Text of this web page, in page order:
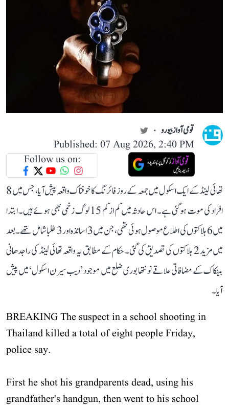
قومی آواز بیورو
Published: 07 Aug 2026, 2:40 PM
Follow us on:
تھائی لینڈ کے ایک اسکول میں جمعہ کے روز فائرنگ کا خوفناک واقعہ پیش آیا، جس میں 8
افراد کی موت ہو گئی ہے۔ اس حادثہ میں کم از کم 15 لوگ زخمی بھی ہوئے ہیں۔ ابتدا
میں 6 ہلاکتوں کی اطلاع موصول ہوئی تھی، جن میں 3 اساتذہ اور 3 طلبا شامل تھے۔ بعد
میں مزید 2 ہلاکتوں کی تصدیق کی گئی۔ حکام کے مطابق یہ واقعہ تھائی لینڈ کی راجدھانی
بینکاک کے مضافاتی علاقے نونتھابوری ضلع میں موجود ’دیب سیرن اسکول‘ میں پیش
آیا۔
BREAKING The suspect in a school shooting in
Thailand killed a total of eight people Friday,
police say.
First he shot his grandparents dead, using his
grandfather's handgun, then went to his school